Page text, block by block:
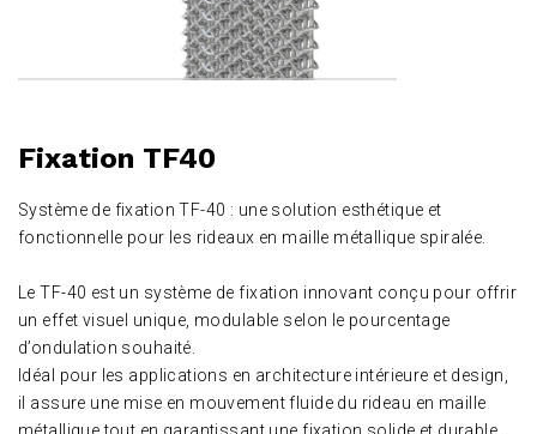
Fixation TF40
Système de fixation TF-40 : une solution esthétique et
fonctionnelle pour les rideaux en maille métallique spiralée.
Le TF-40 est un système de fixation innovant conçu pour offrir
un effet visuel unique, modulable selon le pourcentage
d’ondulation souhaité.
Idéal pour les applications en architecture intérieure et design,
il assure une mise en mouvement fluide du rideau en maille